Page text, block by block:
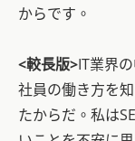
からです。
<較長版>IT業界
社員の働き方を
たからだ。私は